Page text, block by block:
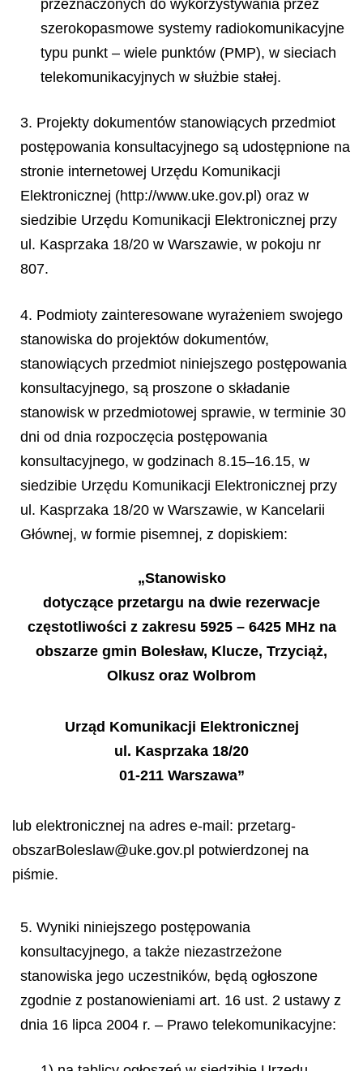
przeznaczonych do wykorzystywania przez
szerokopasmowe systemy radiokomunikacyjne
typu punkt – wiele punktów (PMP), w sieciach
telekomunikacyjnych w służbie stałej.
3. Projekty dokumentów stanowiących przedmiot
postępowania konsultacyjnego są udostępnione na
stronie internetowej Urzędu Komunikacji
Elektronicznej (http://www.uke.gov.pl) oraz w
siedzibie Urzędu Komunikacji Elektronicznej przy
ul. Kasprzaka 18/20 w Warszawie, w pokoju nr
807.
4. Podmioty zainteresowane wyrażeniem swojego
stanowiska do projektów dokumentów,
stanowiących przedmiot niniejszego postępowania
konsultacyjnego, są proszone o składanie
stanowisk w przedmiotowej sprawie, w terminie 30
dni od dnia rozpoczęcia postępowania
konsultacyjnego, w godzinach 8.15–16.15, w
siedzibie Urzędu Komunikacji Elektronicznej przy
ul. Kasprzaka 18/20 w Warszawie, w Kancelarii
Głównej, w formie pisemnej, z dopiskiem:
„Stanowisko
dotyczące przetargu na dwie rezerwacje
częstotliwości z zakresu 5925 – 6425 MHz na
obszarze gmin Bolesław, Klucze, Trzyciąż,
Olkusz oraz Wolbrom
Urząd Komunikacji Elektronicznej
ul. Kasprzaka 18/20
01-211 Warszawa”
lub elektronicznej na adres e-mail: przetarg-
obszarBoleslaw@uke.gov.pl potwierdzonej na
piśmie.
5. Wyniki niniejszego postępowania
konsultacyjnego, a także niezastrzeżone
stanowiska jego uczestników, będą ogłoszone
zgodnie z postanowieniami art. 16 ust. 2 ustawy z
dnia 16 lipca 2004 r. – Prawo telekomunikacyjne: